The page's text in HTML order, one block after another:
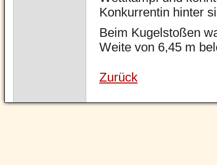
Konkurrentin hinter
Beim Kugelstoßen
Weite von 6,45 m
Zurück
Navigation